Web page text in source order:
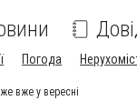
Погода
вже у вересні